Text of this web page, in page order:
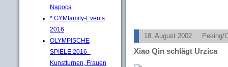
Napoca
* GYMfamily-Events
2016
OLYMPISCHE
SPIELE 2016 -
Kunstturnen, Frauen
18. August 2002 Peking/
Xiao Qin schlägt Urzica